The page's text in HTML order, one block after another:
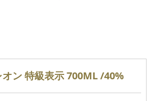
オン 特級表示 700ML /40%